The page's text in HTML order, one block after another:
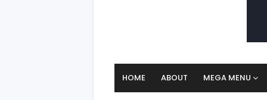
HOME ABOUT MEGA MENU